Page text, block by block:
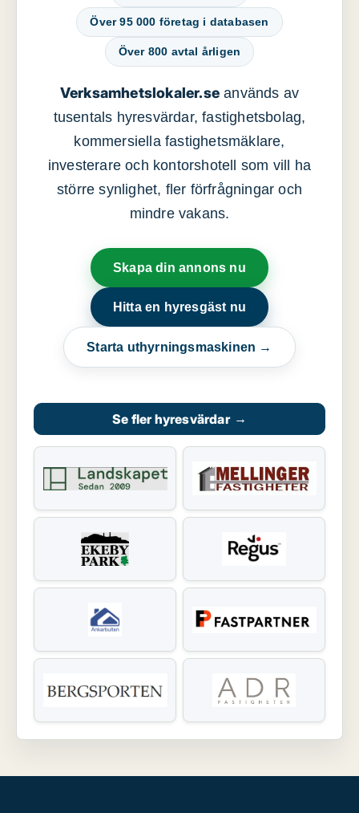
Över 95 000 företag i databasen
Över 800 avtal årligen
Verksamhetslokaler.se används av
tusentals hyresvärdar, fastighetsbolag,
kommersiella fastighetsmäklare,
investerare och kontorshotell som vill ha
större synlighet, fler förfrågningar och
mindre vakans.
Skapa din annons nu
Hitta en hyresgäst nu
Starta uthyrningsmaskinen →
Se fler hyresvärdar →